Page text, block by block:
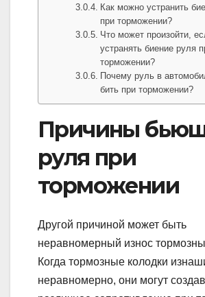
Как можно устранить
при торможении?
Что может произойти,
устранять биение руля
торможении?
Почему руль в
бить при торможении?
Причины
руля при
торможении
Другой причиной может быть
неравномерный износ
Когда тормозные колодки
неравномерно, они могут